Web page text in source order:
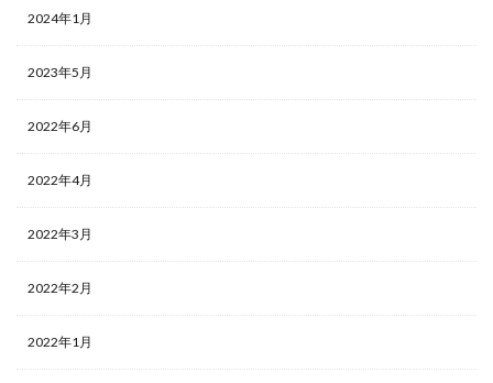
2024年1月
2023年5月
2022年6月
2022年4月
2022年3月
2022年2月
2022年1月